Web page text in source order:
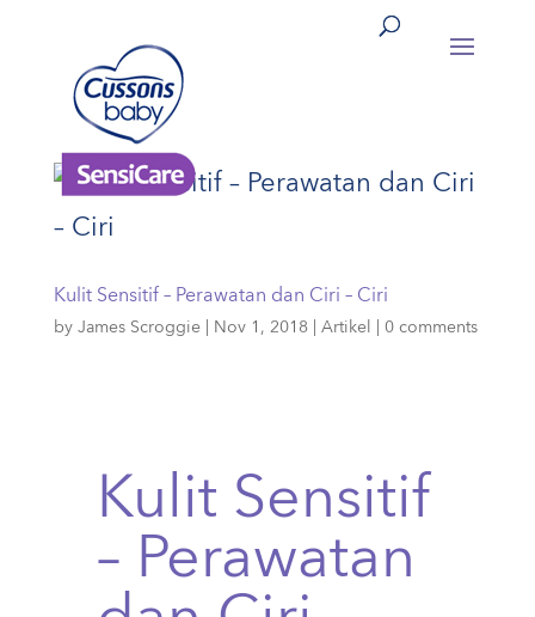
Kulit Sensitif – Perawatan dan Ciri – Ciri
by James Scroggie| Nov 1, 2018 Artikel 0 comments
Kulit Sensitif
– Perawatan